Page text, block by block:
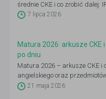
średnie CKE i co zrobić dalej:
7 lipca 2026
Matura 2026: arkusze
po dniu
Matura 2026 – arkusze CKE i
angielskiego oraz
codziennie 4–21 maja po godz.
21 maja 2026